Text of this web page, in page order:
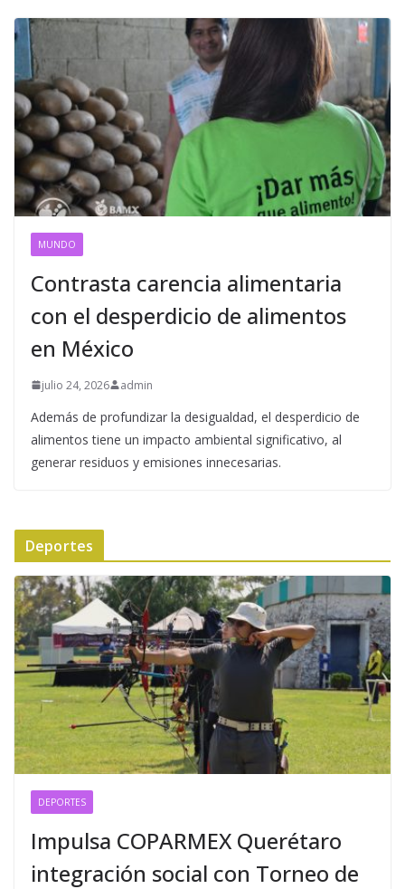
MUNDO
Contrasta carencia alimentaria
con el desperdicio de alimentos
en México
julio 24, 2026 admin
Además de profundizar la desigualdad, el desperdicio de
alimentos tiene un impacto ambiental significativo, al
generar residuos y emisiones innecesarias.
Deportes
DEPORTES
Impulsa COPARMEX Querétaro
integración social con Torneo de